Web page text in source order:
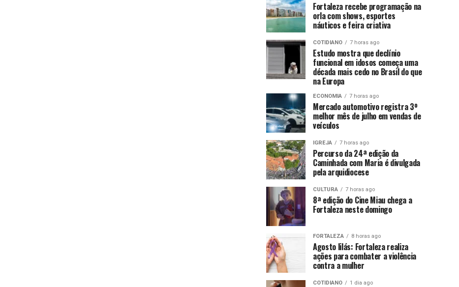
Fortaleza recebe programação na
orla com shows, esportes
náuticos e feira criativa
COTIDIANO 7 horas ago
Estudo mostra que declínio
funcional em idosos começa uma
década mais cedo no Brasil do que
na Europa
ECONOMIA 7 horas ago
Mercado automotivo registra 3º
melhor mês de julho em vendas de
veículos
IGREJA 7 horas ago
Percurso da 24ª edição da
Caminhada com Maria é divulgada
pela arquidiocese
CULTURA 7 horas ago
8ª edição do Cine Miau chega a
Fortaleza neste domingo
FORTALEZA 8 horas ago
Agosto lilás: Fortaleza realiza
ações para combater a violência
contra a mulher
COTIDIANO 1 dia ago